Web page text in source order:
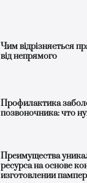
Чим відрізняється
від непрямого
Профилактика
позвоночника: что
Преимущества
ресурса на основе
изготовлении